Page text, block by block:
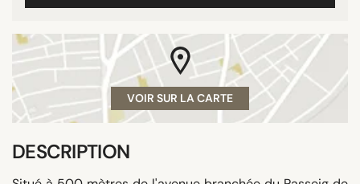
VOIR SUR LA CARTE
DESCRIPTION